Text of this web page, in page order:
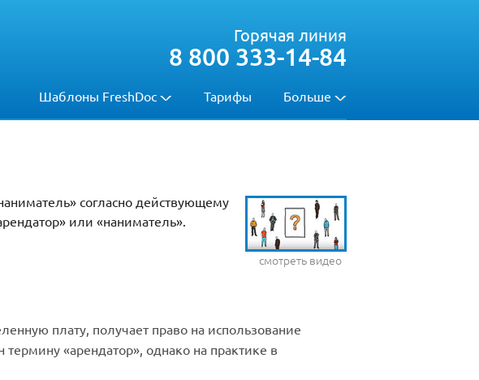
Шаблоны FreshDoc Тарифы Больше
Горячая линия
8 800 333-14-84
смотреть видео
согласно действующему
или «наниматель».
плату, получает право на использование
«арендатор», однако на практике в